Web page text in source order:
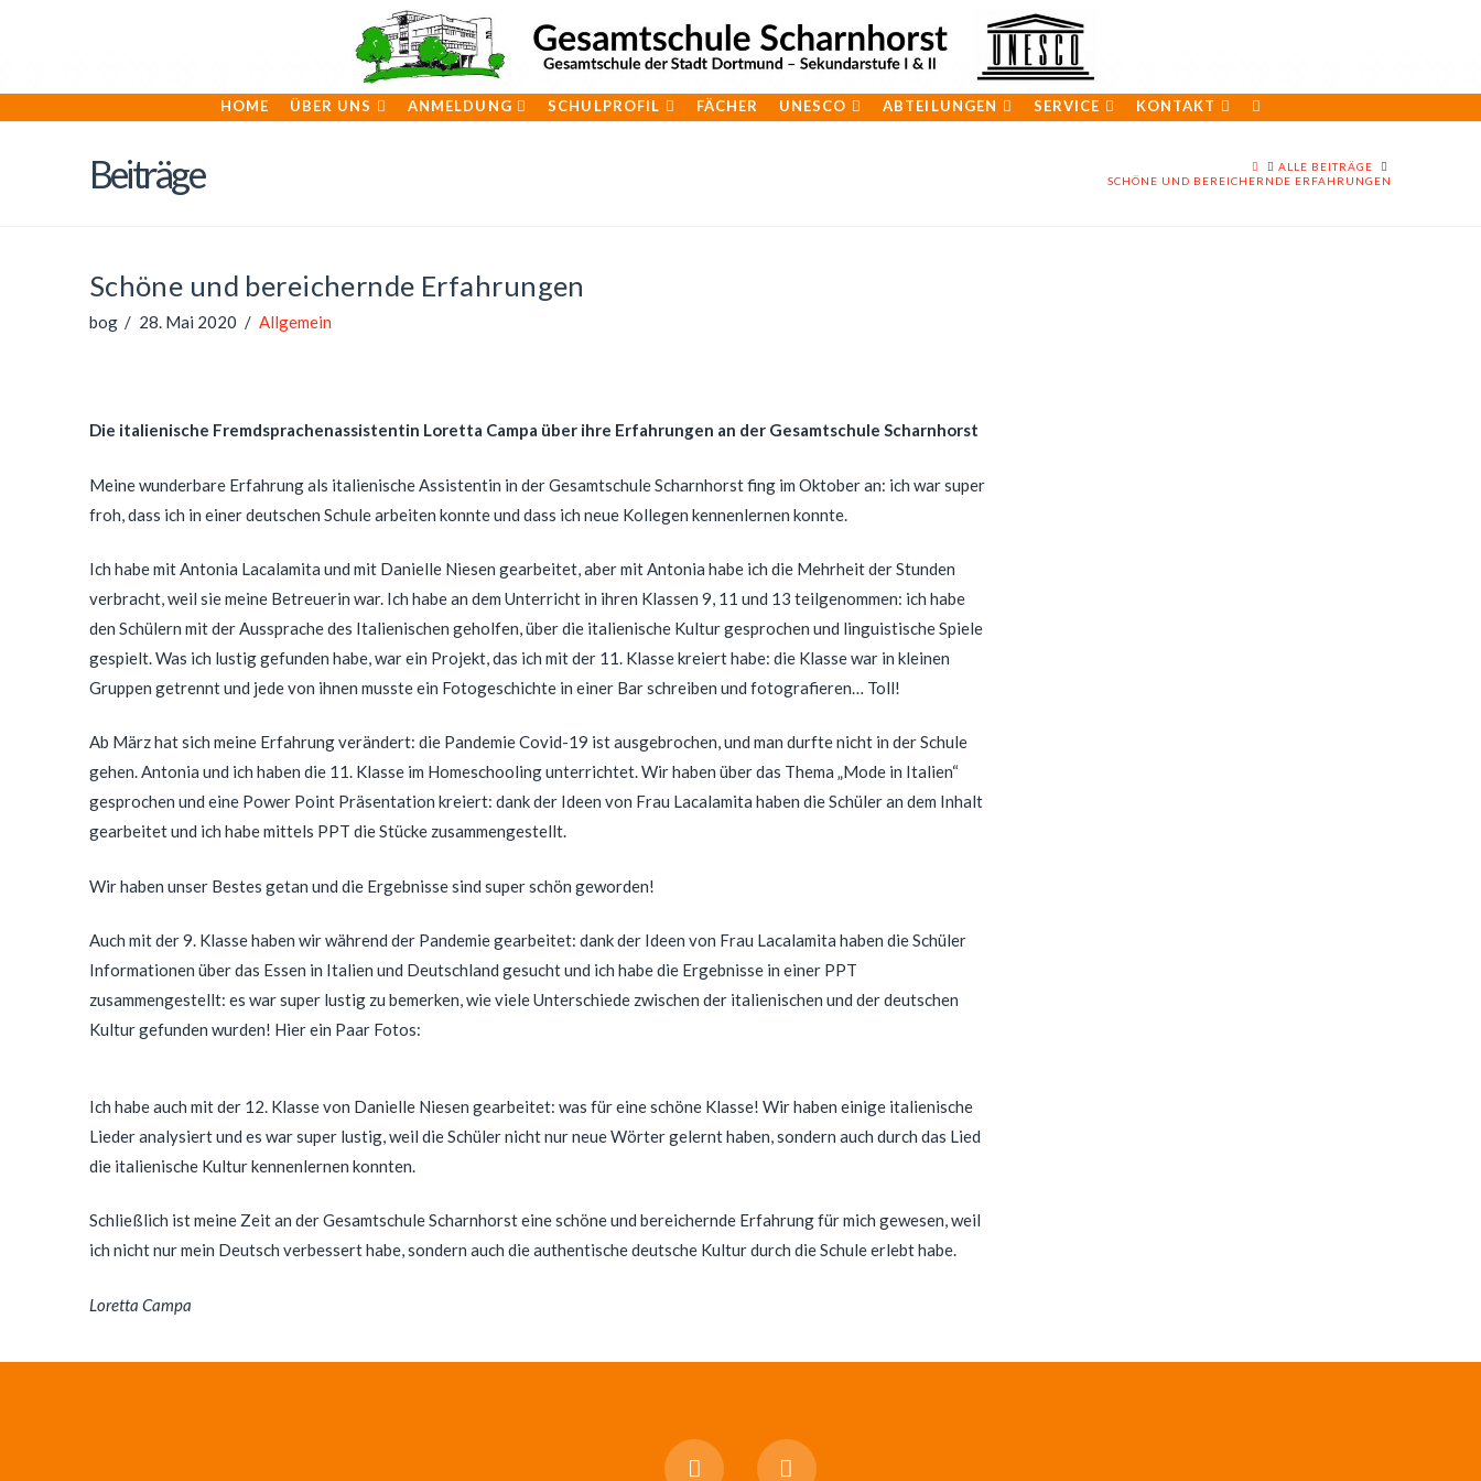
HOME ÜBER UNS ANMELDUNG SCHULPROFIL FÄCHER UNESCO ABTEILUNGEN SERVICE KONTAKT
Beiträge HOMEALLE BEITRÄGE
SCHÖNE UND BEREICHERNDE ERFAHRUNGEN
Schöne und bereichernde Erfahrungen
bog 28. Mai 2020 Allgemein
Die italienische Fremdsprachenassistentin Loretta Campa über ihre Erfahrungen an der Gesamtschule Scharnhorst
Meine wunderbare Erfahrung als italienische Assistentin in der Gesamtschule Scharnhorst fing im Oktober an: ich war super
froh, dass ich in einer deutschen Schule arbeiten konnte und dass ich neue Kollegen kennenlernen konnte.
Ich habe mit Antonia Lacalamita und mit Danielle Niesen gearbeitet, aber mit Antonia habe ich die Mehrheit der Stunden
verbracht, weil sie meine Betreuerin war. Ich habe an dem Unterricht in ihren Klassen 9, 11 und 13 teilgenommen: ich habe
den Schülern mit der Aussprache des Italienischen geholfen, über die italienische Kultur gesprochen und linguistische Spiele
gespielt. Was ich lustig gefunden habe, war ein Projekt, das ich mit der 11. Klasse kreiert habe: die Klasse war in kleinen
Gruppen getrennt und jede von ihnen musste ein Fotogeschichte in einer Bar schreiben und fotografieren… Toll!
Ab März hat sich meine Erfahrung verändert: die Pandemie Covid-19 ist ausgebrochen, und man durfte nicht in der Schule
gehen. Antonia und ich haben die 11. Klasse im Homeschooling unterrichtet. Wir haben über das Thema „Mode in Italien“
gesprochen und eine Power Point Präsentation kreiert: dank der Ideen von Frau Lacalamita haben die Schüler an dem Inhalt
gearbeitet und ich habe mittels PPT die Stücke zusammengestellt.
Wir haben unser Bestes getan und die Ergebnisse sind super schön geworden!
Auch mit der 9. Klasse haben wir während der Pandemie gearbeitet: dank der Ideen von Frau Lacalamita haben die Schüler
Informationen über das Essen in Italien und Deutschland gesucht und ich habe die Ergebnisse in einer PPT
zusammengestellt: es war super lustig zu bemerken, wie viele Unterschiede zwischen der italienischen und der deutschen
Kultur gefunden wurden! Hier ein Paar Fotos:
Ich habe auch mit der 12. Klasse von Danielle Niesen gearbeitet: was für eine schöne Klasse! Wir haben einige italienische
Lieder analysiert und es war super lustig, weil die Schüler nicht nur neue Wörter gelernt haben, sondern auch durch das Lied
die italienische Kultur kennenlernen konnten.
Schließlich ist meine Zeit an der Gesamtschule Scharnhorst eine schöne und bereichernde Erfahrung für mich gewesen, weil
ich nicht nur mein Deutsch verbessert habe, sondern auch die authentische deutsche Kultur durch die Schule erlebt habe.
Loretta Campa